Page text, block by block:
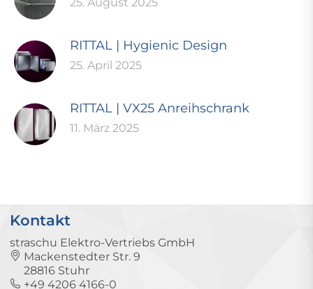
RITTAL | Hygienic Design
25. April 2025
RITTAL | VX25 Anreihschrank
11. März 2025
Kontakt
straschu Elektro-Vertriebs GmbH
Mackenstedter Str. 9
28816 Stuhr
+49 4206 4166-0